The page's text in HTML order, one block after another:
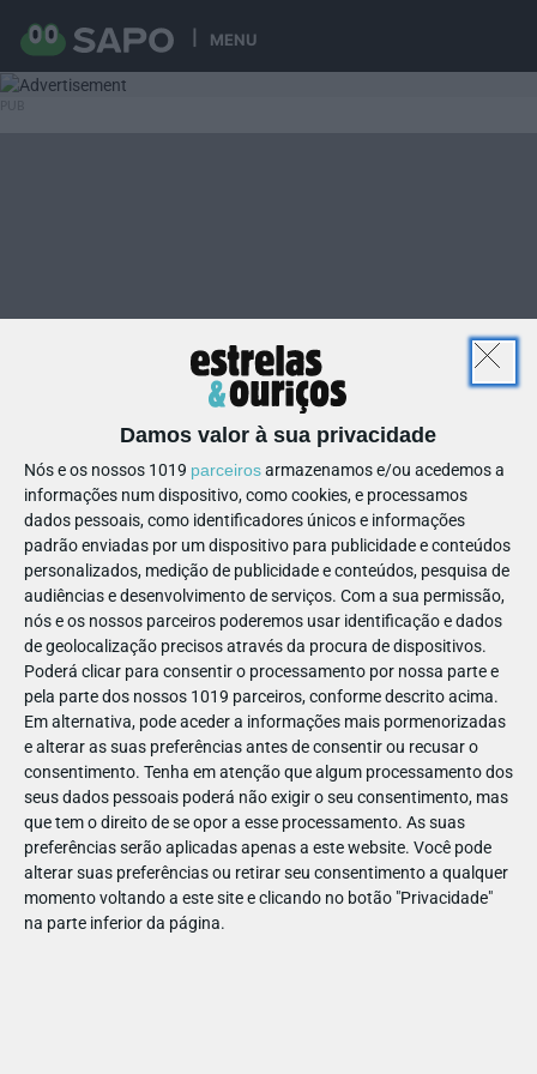
MENU
Damos valor à sua privacidade
Nós e os nossos 1019 parceirosarmazenamos e/ou acedemos a
informações num dispositivo, como cookies, e processamos
dados pessoais, como identificadores únicos e informações
padrão enviadas por um dispositivo para publicidade e conteúdos
personalizados, medição de publicidade e conteúdos, pesquisa de
audiências e desenvolvimento de serviços. Com a sua permissão,
nós e os nossos parceiros poderemos usar identificação e dados
de geolocalização precisos através da procura de dispositivos.
Poderá clicar para consentir o processamento por nossa parte e
pela parte dos nossos 1019 parceiros, conforme descrito acima.
Em alternativa, pode aceder a informações mais pormenorizadas
e alterar as suas preferências antes de consentir ou recusar o
consentimento. Tenha em atenção que algum processamento dos
seus dados pessoais poderá não exigir o seu consentimento, mas
que tem o direito de se opor a esse processamento. As suas
preferências serão aplicadas apenas a este website. Você pode
alterar suas preferências ou retirar seu consentimento a qualquer
momento voltando a este site e clicando no botão "Privacidade"
na parte inferior da página.
23
87087660989551